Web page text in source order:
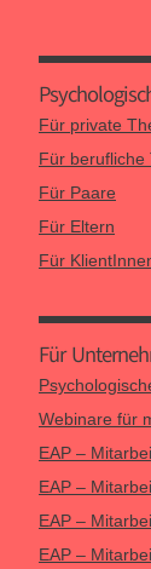
Für private
Für berufliche
Für Paare
Für Eltern
Für
Für
Webinare für
EAP –
EAP –
EAP –
EAP –